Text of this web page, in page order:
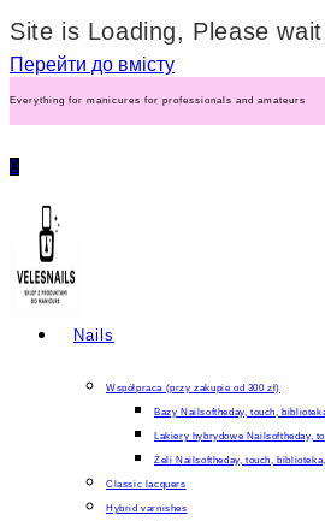
Site is Loading, Please
Перейти до вмісту
Everything for manicures for professionals and amateurs
0
Nails
Współpraca (przy zakupie od 300 zł)
Bazy Nailsoftheday, touch,
Lakiery hybrydowe Nailsoftheday,
Żeli Nailsoftheday, touch,
Classic lacquers
Hybrid varnishes